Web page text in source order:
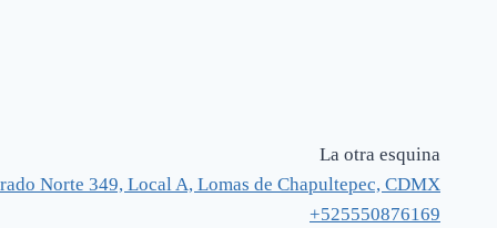
La otra esquina
Norte 349, Local A, Lomas de Chapultepec, CDMX
+525550876169